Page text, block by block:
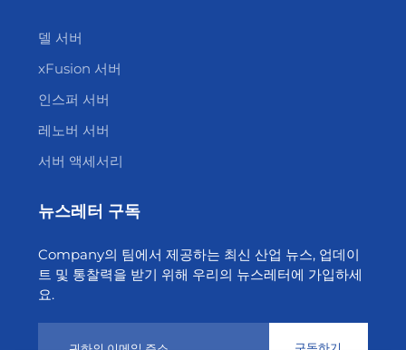
델 서버
xFusion 서버
인스퍼 서버
레노버 서버
서버 액세서리
뉴스레터 구독
Company의 팀에서 제공하는 최신 산업 뉴스, 업데이
트 및 통찰력을 받기 위해 우리의 뉴스레터에 가입하세
요.